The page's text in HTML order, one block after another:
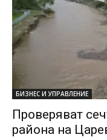
БИЗНЕС И УПРАВЛЕНИЕ
Проверяват
района на